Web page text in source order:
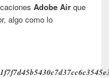
Adobe Air que
algo como lo